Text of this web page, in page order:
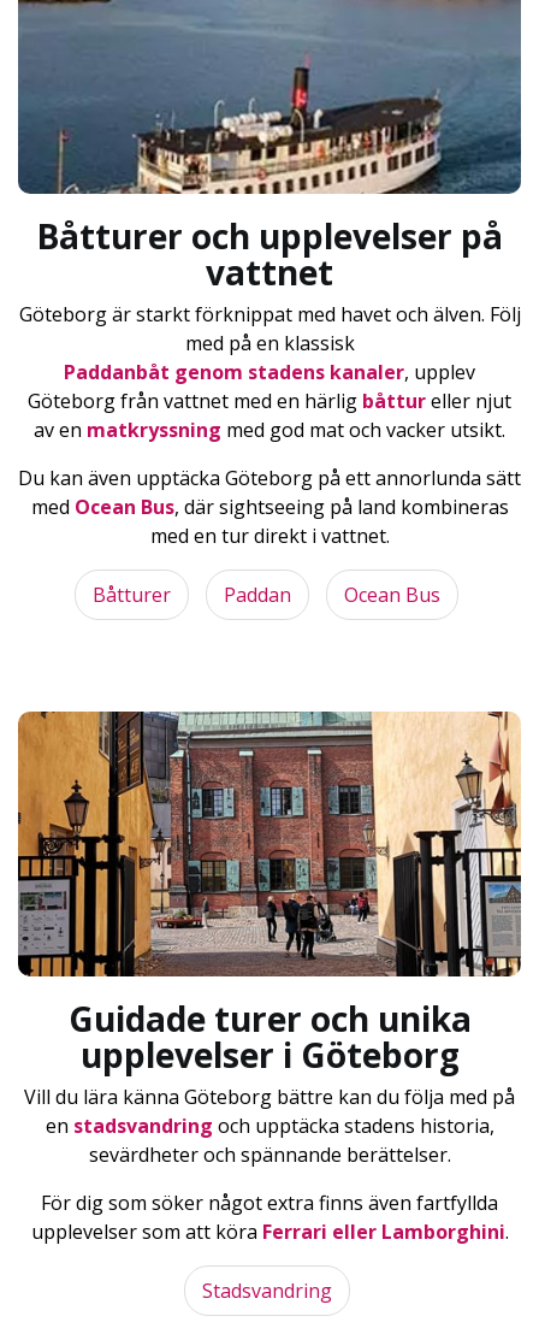
Båtturer och upplevelser på
vattnet
Göteborg är starkt förknippat med havet och älven. Följ
med på en klassisk
Paddanbåt genom stadens kanaler, upplev
Göteborg från vattnet med en härlig båttureller njut
av en matkryssning med god mat och vacker utsikt.
Du kan även upptäcka Göteborg på ett annorlunda sätt
med Ocean Bus, där sightseeing på land kombineras
med en tur direkt i vattnet.
Båtturer Paddan Ocean Bus
Guidade turer och unika
upplevelser i Göteborg
Vill du lära känna Göteborg bättre kan du följa med på
en stadsvandring och upptäcka stadens historia,
sevärdheter och spännande berättelser.
För dig som söker något extra finns även fartfyllda
upplevelser som att köra Ferrari eller Lamborghini.
Stadsvandring